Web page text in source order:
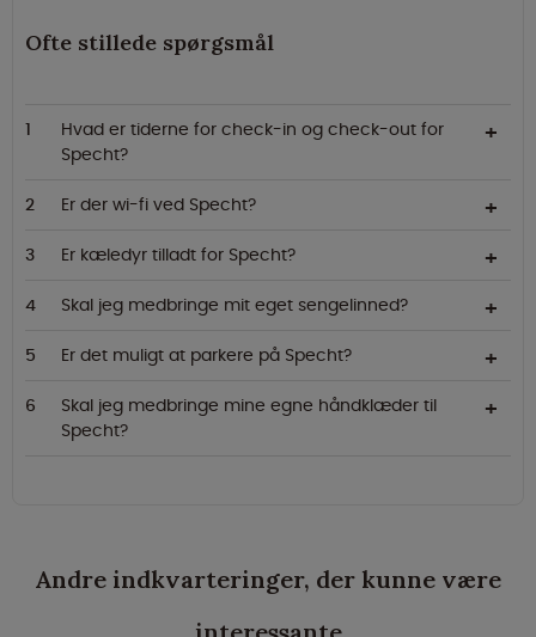
Ofte stillede spørgsmål
Hvad er tiderne for check-in og check-out for
Specht?
Er der wi-fi ved Specht?
Er kæledyr tilladt for Specht?
Skal jeg medbringe mit eget sengelinned?
Er det muligt at parkere på Specht?
Skal jeg medbringe mine egne håndklæder til
Specht?
Andre indkvarteringer, der kunne være